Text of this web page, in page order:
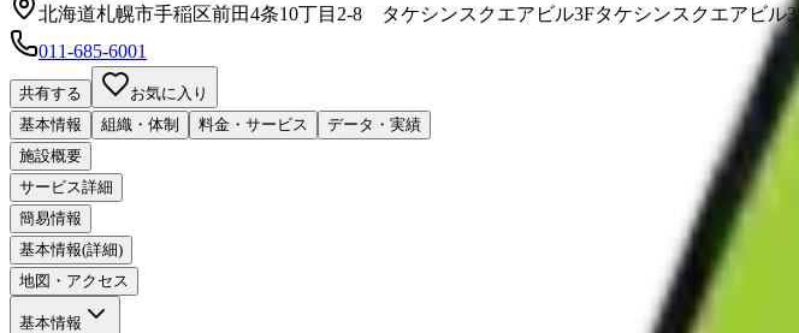
北海道札幌市手稲区前田4条10丁目2-8 タケシンスクエアビル3Fタケシンスクエアビル3F
011-685-6001
共有する
お気に入り
基本情報
組織・体制 料金・サービス
データ・実績
施設概要
サービス詳細
簡易情報
基本情報(詳細)
地図・アクセス
基本情報